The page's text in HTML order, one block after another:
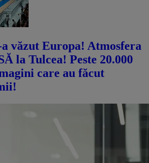
văzut Europa! Atmosfera
la Tulcea! Peste 20.000
care au făcut